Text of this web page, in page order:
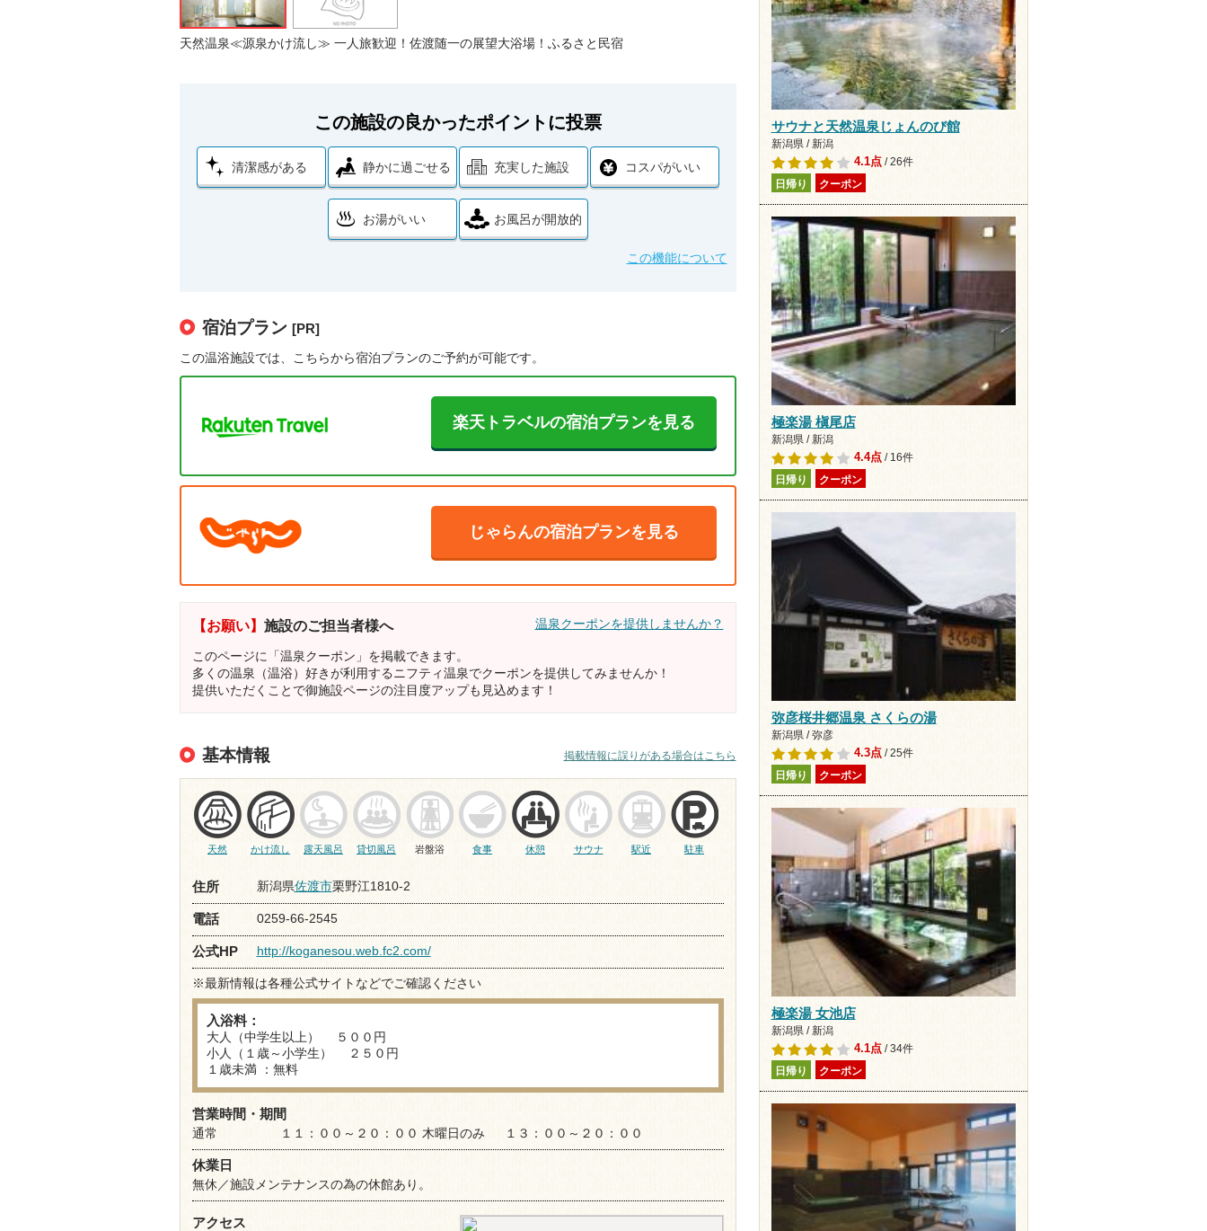
天然温泉≪源泉かけ流し≫ 一人旅歓迎！佐渡随一の展望大浴場！ふるさと民宿
この施設の良かったポイントに投票
清潔感がある 静かに過ごせる 充実した施設 コスパがいい
お湯がいい お風呂が開放的
この機能について
宿泊プラン [PR]
この温浴施設では、こちらから宿泊プランのご予約が可能です。
楽天トラベルの宿泊プランを見る
じゃらんの宿泊プランを見る
【お願い】 施設のご担当者様へ 温泉クーポンを提供しませんか？
このページに「温泉クーポン」を掲載できます。
多くの温泉（温浴）好きが利用するニフティ温泉でクーポンを提供してみませんか！
提供いただくことで御施設ページの注目度アップも見込めます！
基本情報 掲載情報に誤りがある場合はこちら
天然 かけ流し 露天風呂 貸切風呂 岩盤浴 食事 休憩 サウナ 駅近 駐車
住所 新潟県佐渡市栗野江1810-2
電話 0259-66-2545
公式HP http://koganesou.web.fc2.com/
※最新情報は各種公式サイトなどでご確認ください
入浴料：
大人（中学生以上） ５００円
小人（１歳～小学生） ２５０円
１歳未満 ：無料
営業時間・期間
通常 １１：００～２０：００ 木曜日のみ １３：００～２０：００
休業日
無休／施設メンテナンスの為の休館あり。
アクセス
サウナと天然温泉じょんのび館
新潟県 / 新潟
4.1点/ 26件
日帰り クーポン
極楽湯 槇尾店
新潟県 / 新潟
4.4点/ 16件
日帰り クーポン
弥彦桜井郷温泉 さくらの湯
新潟県 / 弥彦
4.3点/ 25件
日帰り クーポン
極楽湯 女池店
新潟県 / 新潟
4.1点/ 34件
日帰り クーポン